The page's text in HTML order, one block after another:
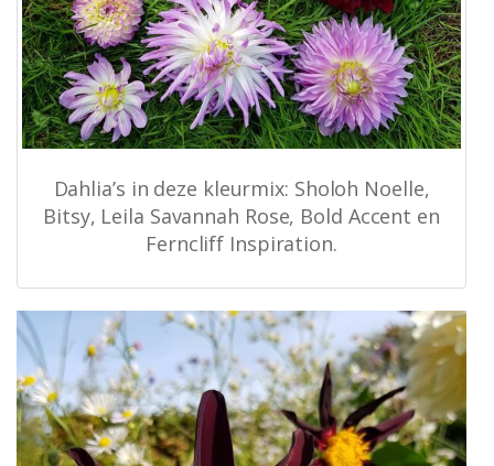
Dahlia’s in deze kleurmix: Sholoh Noelle,
Bitsy, Leila Savannah Rose, Bold Accent en
Ferncliff Inspiration.